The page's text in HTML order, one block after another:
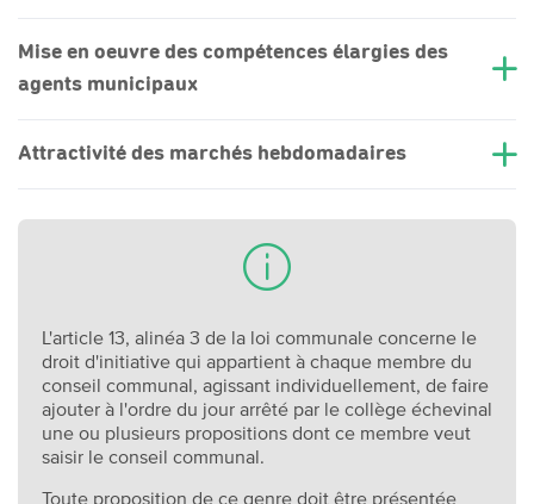
Mise en oeuvre des compétences élargies des
agents municipaux
Attractivité des marchés hebdomadaires
L'article 13, alinéa 3 de la loi communale concerne le
droit d'initiative qui appartient à chaque membre du
conseil communal, agissant individuellement, de faire
ajouter à l'ordre du jour arrêté par le collège échevinal
une ou plusieurs propositions dont ce membre veut
saisir le conseil communal.
Toute proposition de ce genre doit être présentée